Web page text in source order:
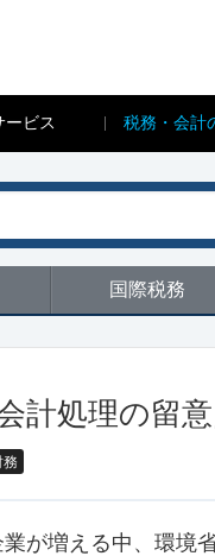
ービス 税務・会計
国際税務
計処理の留
務
が増える中、環境